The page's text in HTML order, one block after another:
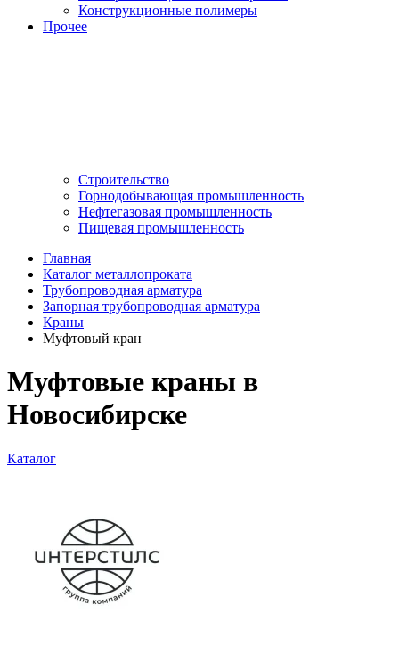
Конструкционные полимеры
Прочее
Строительство
Горнодобывающая промышленность
Нефтегазовая промышленность
Пищевая промышленность
Главная
Каталог металлопроката
Трубопроводная арматура
Запорная трубопроводная арматура
Краны
Муфтовый кран
Муфтовые краны в
Новосибирске
Каталог